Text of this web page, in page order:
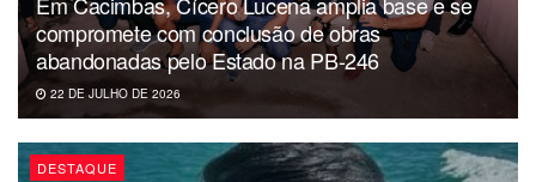
compromete com conclusão de obras
abandonadas pelo Estado na PB-246
22 DE JULHO DE 2026
DESTAQUE